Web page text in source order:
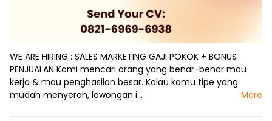
WE ARE HIRING : SALES MARKETING GAJI POKOK + BONUS
PENJUALAN Kami mencari orang yang benar-benar mau
kerja & mau penghasilan besar. Kalau kamu tipe yang
mudah menyerah, lowongan i…
More